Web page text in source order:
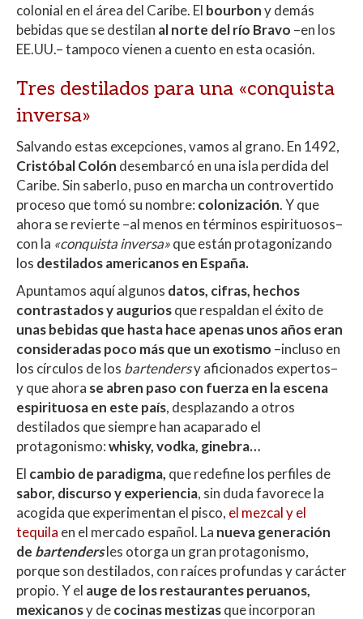
colonial en el área del Caribe. El bourbony demás
bebidas que se destilan al norte del río Bravo –en los
EE.UU.– tampoco vienen a cuento en esta ocasión.
Tres destilados para una «conquista
inversa»
Salvando estas excepciones, vamos al grano. En 1492,
Cristóbal Colón desembarcó en una isla perdida del
Caribe. Sin saberlo, puso en marcha un controvertido
proceso que tomó su nombre: colonización. Y que
ahora se revierte –al menos en términos espirituosos–
con la «conquista inversa»que están protagonizando
los destilados americanos en España.
Apuntamos aquí algunos datos, cifras, hechos
contrastados y auguriosque respaldan el éxito de
unas bebidas que hasta hace apenas unos años eran
consideradas poco más que un exotismo –incluso en
los círculos de los bartendersy aficionados expertos–
y que ahora se abren paso con fuerza en la escena
espirituosa en este país, desplazando a otros
destilados que siempre han acaparado el
protagonismo:whisky, vodka, ginebra…
El cambio de paradigma, que redefine los perfiles de
sabor, discurso y experiencia, sin duda favorece la
acogida que experimentan el pisco, el mezcal y el
tequila en el mercado español. La nueva generación
de bartendersles otorga un gran protagonismo,
porque son destilados, con raíces profundas y carácter
propio. Y el auge de los restaurantes peruanos,
mexicanosy decocinas mestizasque incorporan